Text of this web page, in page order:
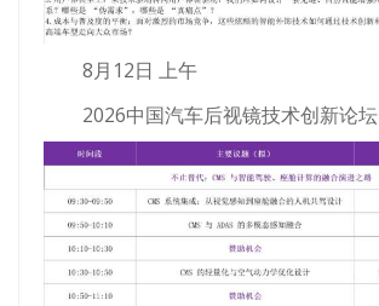
8月12日 上午
2026中国汽车后视镜技术创新论坛